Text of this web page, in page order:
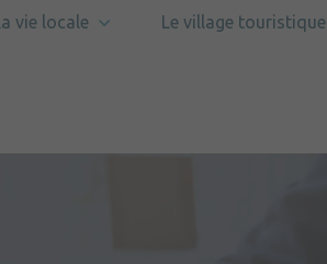
vie locale Le village touristique